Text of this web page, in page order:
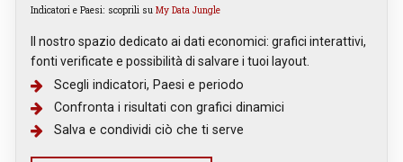
Indicatori e Paesi: scoprili su My Data Jungle
Il nostro spazio dedicato ai dati economici: grafici interattivi,
fonti verificate e possibilità di salvare i tuoi layout.
Scegli indicatori, Paesi e periodo
Confronta i risultati con grafici dinamici
Salva e condividi ciò che ti serve